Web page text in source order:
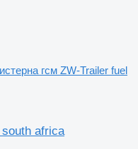
гсм ZW-Trailer fuel
africa